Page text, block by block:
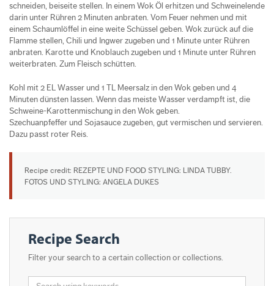
schneiden, beiseite stellen. In einem Wok Öl erhitzen und Schweinelende
darin unter Rühren 2 Minuten anbraten. Vom Feuer nehmen und mit
einem Schaumlöffel in eine weite Schüssel geben. Wok zurück auf die
Flamme stellen, Chili und Ingwer zugeben und 1 Minute unter Rühren
anbraten. Karotte und Knoblauch zugeben und 1 Minute unter Rühren
weiterbraten. Zum Fleisch schütten.
Kohl mit 2 EL Wasser und 1 TL Meersalz in den Wok geben und 4
Minuten dünsten lassen. Wenn das meiste Wasser verdampft ist, die
Schweine-Karottenmischung in den Wok geben.
Szechuanpfeffer und Sojasauce zugeben, gut vermischen und servieren.
Dazu passt roter Reis.
Recipe credit: REZEPTE UND FOOD STYLING: LINDA TUBBY.
FOTOS UND STYLING: ANGELA DUKES
Recipe Search
Filter your search to a certain collection or collections.